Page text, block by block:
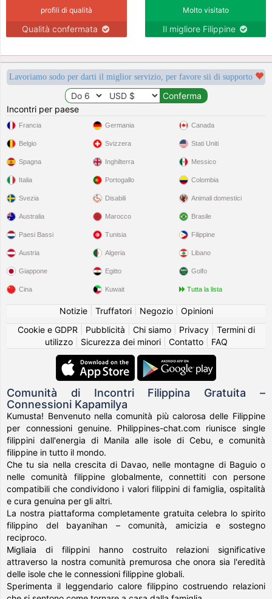
profili di qualità
Qualità confermata
Molto visitato
Il migliore Filippine
Lavoriamo sodo per darti il miglior servizio, per favore sii di supporto
Incontri per paese
Francia
Belgio
Spagna
Italia
Svezia
Germania
Svizzera
Inghilterra
Portogallo
Disabili
Canada
Stati Uniti
Messico
Colombia
Animali domestici
Australia
Paesi Bassi
Austria
Giappone
Cina
Marocco
Tunisia
Algeria
Egitto
Kuwait
Brasile
Filippine
Libano
Golfo
Tutta la lista
Notizie| Truffatori| Negozio| Opinioni
Cookie e GDPR
Pubblicità Chi siamo| Privacy| Termini di
utilizzo| Sicurezza dei minori| Contatto| FAQ
Comunità di Incontri Filippina Gratuita –
Connessioni Kapamilya
Kumusta! Benvenuto nella comunità più calorosa delle Filippine
per connessioni genuine. Philippines-chat.com riunisce single
filippini dall'energia di Manila alle isole di Cebu, e comunità
filippine in tutto il mondo.
Che tu sia nella crescita di Davao, nelle montagne di Baguio o
nelle comunità filippine globalmente, connettiti con persone
compatibili che condividono i valori filippini di famiglia, ospitalità
e cura genuina per gli altri.
La nostra piattaforma completamente gratuita celebra lo spirito
filippino del bayanihan – comunità, amicizia e sostegno
reciproco.
Migliaia di filippini hanno costruito relazioni significative
attraverso la nostra comunità premurosa che onora sia l'eredità
delle isole che le connessioni filippine globali.
Sperimenta il leggendario calore filippino costruendo relazioni